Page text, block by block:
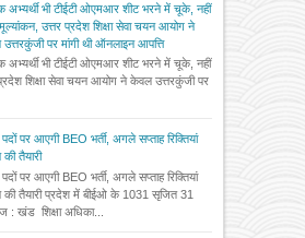
अभ्यर्थी भी टीईटी ओएमआर शीट भरने में चूके, नहीं
मूल्यांकन, उत्तर प्रदेश शिक्षा सेवा चयन आयोग ने
पर मांगी थी ऑनलाइन आपत्ति
अभ्यर्थी भी टीईटी ओएमआर शीट भरने में चूके, नहीं
शिक्षा सेवा चयन आयोग ने केवल उत्तरकुंजी पर
पर आएगी BEO भर्ती, अगले सप्ताह रिक्तियां
तैयारी
पर आएगी BEO भर्ती, अगले सप्ताह रिक्तियां
तैयारी प्रदेश में बीईओ के 1031 सृजित 31
: खंड शिक्षा अधिका...